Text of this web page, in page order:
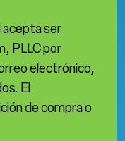
acepta ser
PLLC por
electrónico,
El
de compra o